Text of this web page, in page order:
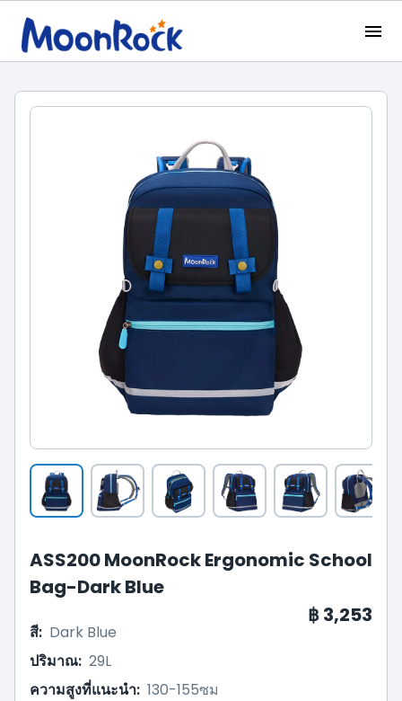
ASS200 MoonRock Ergonomic School
Bag-Dark Blue
฿ 3,253
สี: Dark Blue
ปริมาณ: 29L
ความสูงที่แนะนำ: 130-155ซม